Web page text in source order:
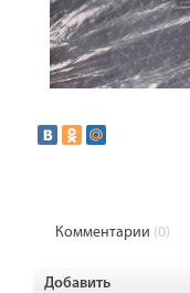
Комментарии (0)
Добавить